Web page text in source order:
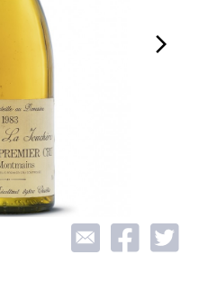
arrow_forward_ios